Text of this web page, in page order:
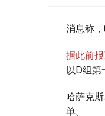
消息称
据此前
以D组第
哈萨克
单。